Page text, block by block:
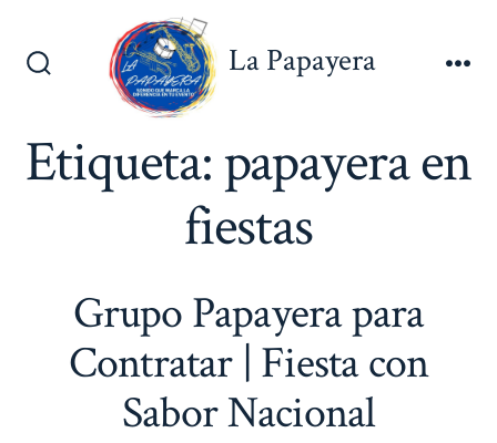
Alternar
La Papayera
Etiqueta:papayera en
fiestas
Grupo Papayera para
Contratar | Fiesta con
Sabor Nacional